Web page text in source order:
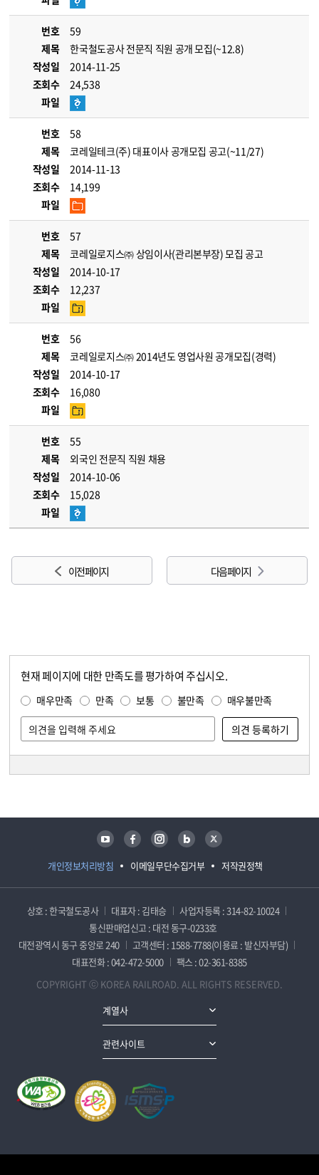
번호
59
제목
한국철도공사 전문직 직원 공개 모집(~12.8)
작성일
2014-11-25
조회수
24,538
파일
번호
58
제목
코레일테크(주) 대표이사 공개모집 공고(~11/27)
작성일
2014-11-13
조회수
14,199
파일
번호
57
제목
코레일로지스㈜ 상임이사(관리본부장) 모집 공고
작성일
2014-10-17
조회수
12,237
파일
번호
56
제목
코레일로지스㈜ 2014년도 영업사원 공개모집(경력)
작성일
2014-10-17
조회수
16,080
파일
번호
55
제목
외국인 전문직 직원 채용
작성일
2014-10-06
조회수
15,028
파일
이전 페이지 다음 페이지
현재 페이지에 대한 만족도를 평가하여 주십시오.
매우만족 만족 보통 불만족 매우불만족
개인정보처리방침 이메일무단수집거부 저작권정책
유튜브 페이스북 인스타그램 블로그 트위터
상호 : 한국철도공사 대표자 : 김태승
사업자등록 : 314-82-10024
통신판매업신고 : 대전 동구-0233호
대전광역시 동구 중앙로 240
고객센터 : 1588-7788(이용료 : 발신자부담)
대표전화 : 042-472-5000
팩스 : 02-361-8385
COPYRIGHT ⓒ KOREA RAILROAD. ALL RIGHTS RESERVED.
계열사
관련사이트